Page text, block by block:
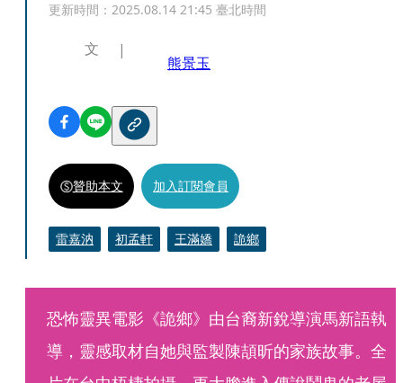
更新時間： 2025.08.14 21:45 臺北時間
文
熊景玉
贊助本文 加入訂閱會員
雷嘉汭 初孟軒 王滿嬌 詭鄉
恐怖靈異電影《詭鄉》由台裔新銳導演馬新語執
導，靈感取材自她與監製陳頡昕的家族故事。全